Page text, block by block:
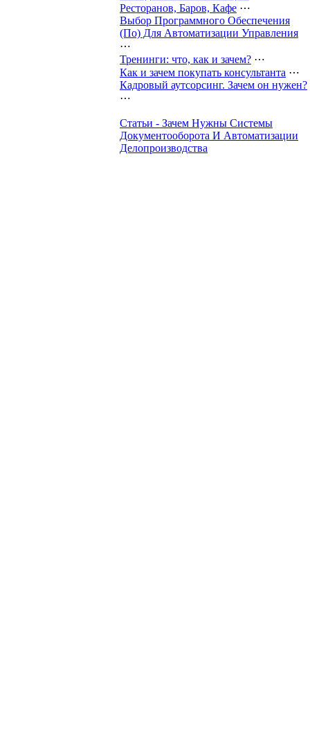
Ресторанов, Баров, Кафе ⋯
Выбор Программного Обеспечения
(По) Для Автоматизации Управления
⋯
Тренинги: что, как и зачем? ⋯
Как и зачем покупать консультанта ⋯
Кадровый аутсорсинг. Зачем он нужен?
⋯
Статьи - Зачем Нужны Системы
Документооборота И Автоматизации
Делопроизводства